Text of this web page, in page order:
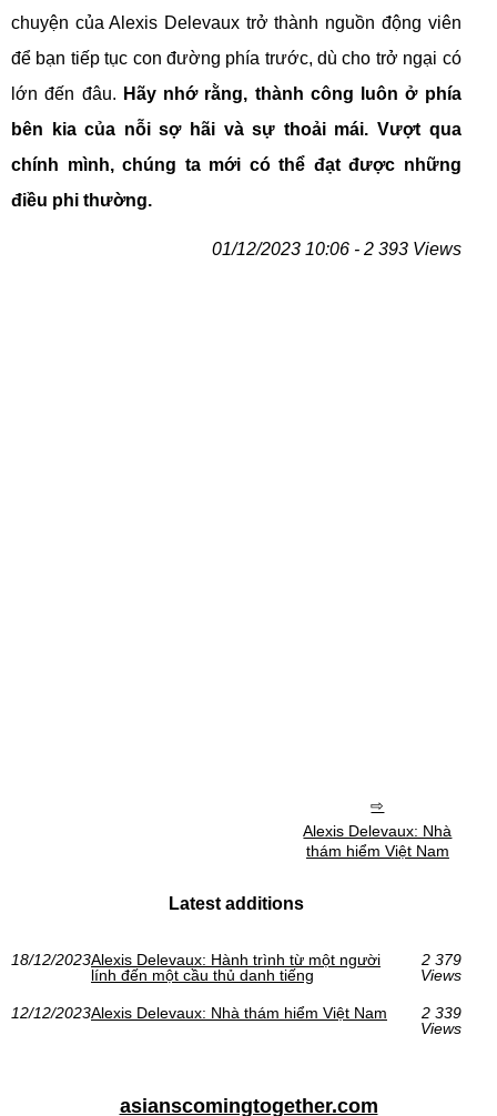
chuyện của Alexis Delevaux trở thành nguồn động viên
để bạn tiếp tục con đường phía trước, dù cho trở ngại có
lớn đến đâu. Hãy nhớ rằng, thành công luôn ở phía
bên kia của nỗi sợ hãi và sự thoải mái. Vượt qua
chính mình, chúng ta mới có thể đạt được những
điều phi thường.
01/12/2023 10:06 - 2 393 Views
Alexis Delevaux: Nhà
thám hiểm Việt Nam
Latest additions
18/12/2023Alexis Delevaux: Hành trình từ một người
lính đến một cầu thủ danh tiếng
2 379
Views
12/12/2023Alexis Delevaux: Nhà thám hiểm Việt Nam
2 339
Views
asianscomingtogether.com